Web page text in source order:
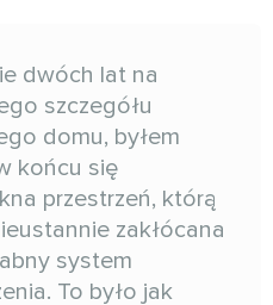
dwóch lat na
szczegółu
domu, byłem
końcu się
przestrzeń, którą
zakłócana
system
To było jak